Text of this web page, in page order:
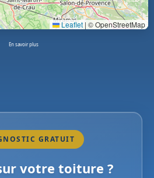
Leaflet | © OpenStreetMap
En savoir plus
GRATUIT
votre toiture ?